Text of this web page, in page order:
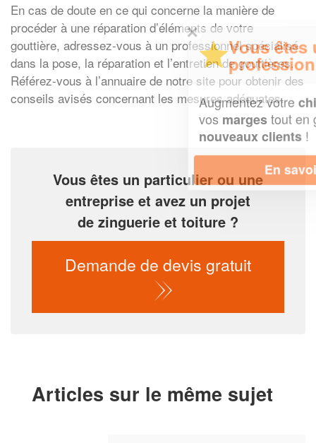
En cas de doute en ce qui concerne la manière de
procéder à une réparation d’éléments de votre
gouttière, adressez-vous à un professionnel spécialisé
dans la pose, la réparation et l’entretien de gouttières.
Référez-vous à l’annuaire de notre site pour obtenir des
conseils avisés concernant les mesures adéquates.
Vous êtes un particulier ou une
entreprise et avez un projet
de zinguerie et toiture ?
Demande de devis gratuit
Articles sur le même sujet
✕
Vous êtes un
professionnel ?
Augmentez votrechiffre d'affaireset
tout en gagnant de